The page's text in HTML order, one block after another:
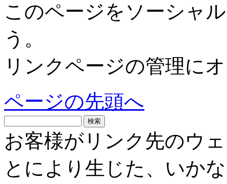
このページをソーシャ
う。
リンクページの管理に
ページの先頭へ
お客様がリンク先のウ
とにより生じた、いか